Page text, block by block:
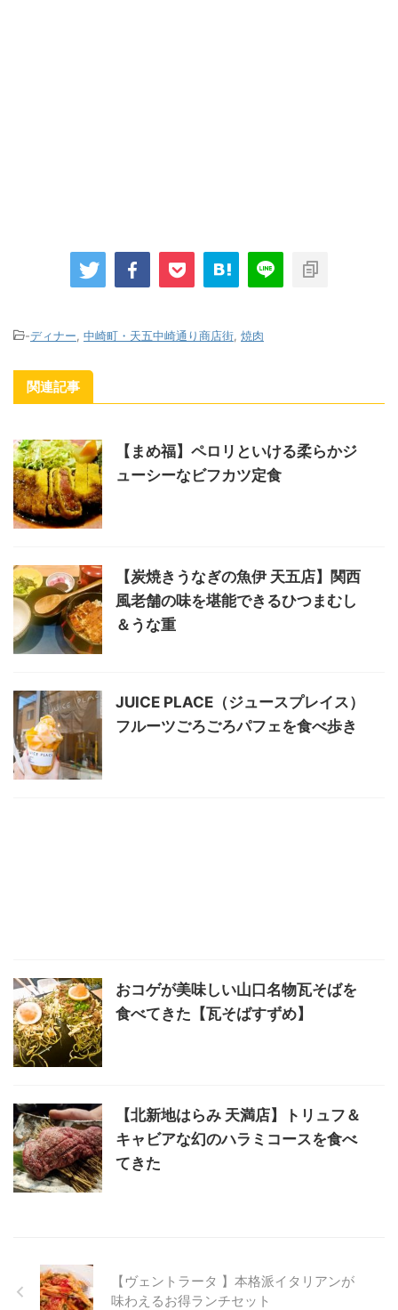
-ディナー 中崎町・天五中崎通り商店街 焼肉
関連記事
【まめ福】ペロリといける柔らかジ
ューシーなビフカツ定食
【炭焼きうなぎの魚伊 天五店】関西
風老舗の味を堪能できるひつまむし
＆うな重
JUICE PLACE（ジュースプレイス）
フルーツごろごろパフェを食べ歩き
おコゲが美味しい山口名物瓦そばを
食べてきた【瓦そばすずめ】
【北新地はらみ 天満店】トリュフ＆
キャビアな幻のハラミコースを食べ
てきた
【ヴェントラータ 】本格派イタリアンが
味わえるお得ランチセット